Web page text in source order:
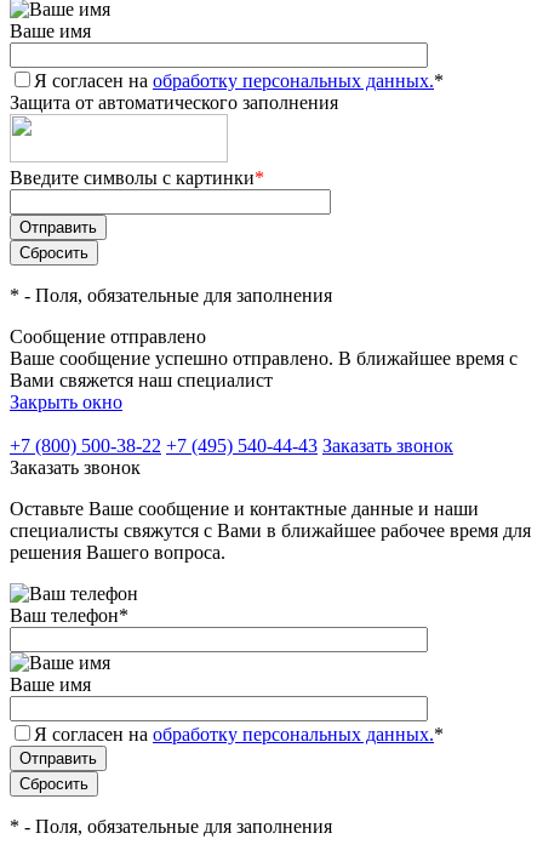
Ваше имя
Я согласен на обработку персональных данных.*
Защита от автоматического заполнения
Введите символы с картинки*
* - Поля, обязательные для заполнения
Сообщение отправлено
Ваше сообщение успешно отправлено. В ближайшее время с
Вами свяжется наш специалист
Закрыть окно
+7 (800) 500-38-22 +7 (495) 540-44-43 Заказать звонок
Заказать звонок
Оставьте Ваше сообщение и контактные данные и наши
специалисты свяжутся с Вами в ближайшее рабочее время для
решения Вашего вопроса.
Ваш телефон*
Ваше имя
Я согласен на обработку персональных данных.*
* - Поля, обязательные для заполнения